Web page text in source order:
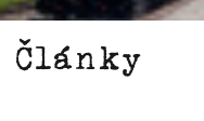
Články